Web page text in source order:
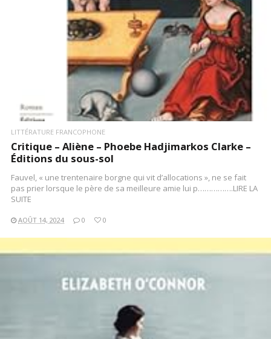
LITTÉRATURE FRANCOPHONE
Critique – Aliène – Phoebe Hadjimarkos Clarke –
Éditions du sous-sol
Fauvel, « une trentenaire borgne qui vit d’allocations », ne se fait
pas prier lorsque le père de sa meilleure amie lui p…………….LIRE LA
SUITE
AOÛT 14, 2024 0 0